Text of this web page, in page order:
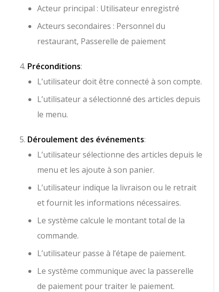
Acteur principal : Utilisateur enregistré
Acteurs secondaires : Personnel du
restaurant, Passerelle de paiement
Préconditions:
L’utilisateur doit être connecté à son compte.
L’utilisateur a sélectionné des articles depuis
le menu.
Déroulement des événements:
L’utilisateur sélectionne des articles depuis le
menu et les ajoute à son panier.
L’utilisateur indique la livraison ou le retrait
et fournit les informations nécessaires.
Le système calcule le montant total de la
commande.
L’utilisateur passe à l’étape de paiement.
Le système communique avec la passerelle
de paiement pour traiter le paiement.